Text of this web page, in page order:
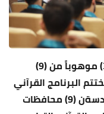
بمشاركة (30) موهوباً مبمشاركة (30) موهوباً من (9)
البرنامج القرآني
التطويري الثامن في مدينة قم المقدسةن (9) محافظات